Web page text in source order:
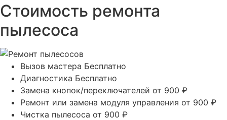
Стоимость ремонта
пылесоса
Вызов мастера Бесплатно
Диагностика Бесплатно
Замена кнопок/переключателей от 900 ₽
Ремонт или замена модуля управления от 900 ₽
Чистка пылесоса от 900 ₽